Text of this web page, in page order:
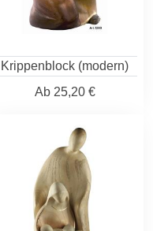
Krippenblock (modern)
Ab25,20 €